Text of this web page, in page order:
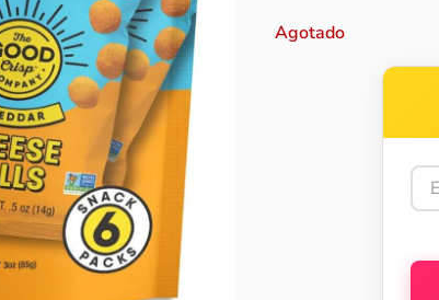
Agotado